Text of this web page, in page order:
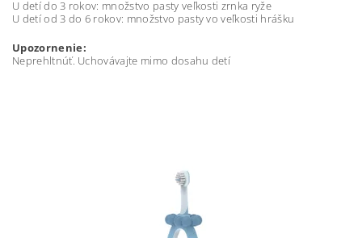
U detí do 3 rokov: množstvo pasty veľkosti zrnka ryže
U detí od 3 do 6 rokov: množstvo pasty vo veľkosti hrášku
Upozornenie:
Neprehltnúť. Uchovávajte mimo dosahu detí